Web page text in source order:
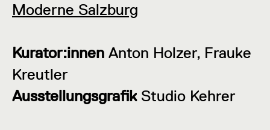
Moderne Salzburg
Kurator:innen Anton Holzer, Frauke
Kreutler
Ausstellungsgrafik Studio Kehrer